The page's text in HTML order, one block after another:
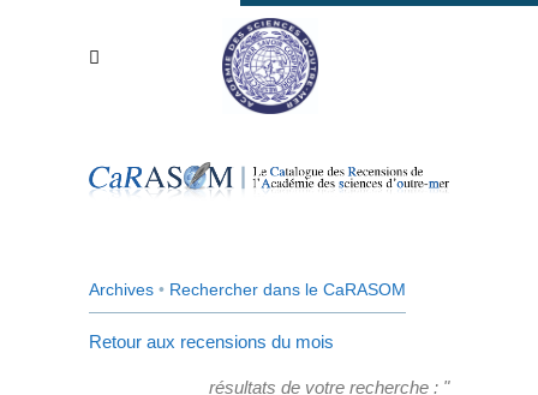
Archives • Rechercher dans le CaRASOM
Retour aux recensions du mois
résultats de votre recherche : "